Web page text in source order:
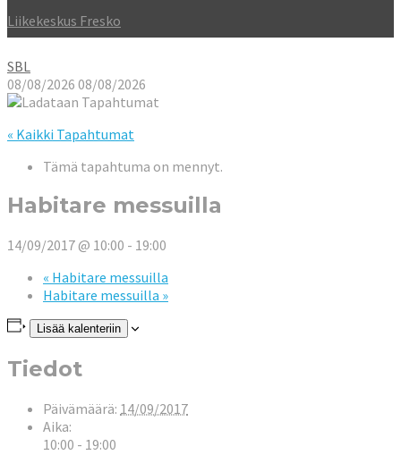
Liikekeskus Fresko
SBL
08/08/2026 08/08/2026
« Kaikki Tapahtumat
Tämä tapahtuma on mennyt.
Habitare messuilla
14/09/2017 @ 10:00 - 19:00
« Habitare messuilla
Habitare messuilla »
Lisää kalenteriin
Tiedot
Päivämäärä: 14/09/2017
Aika:
10:00 - 19:00